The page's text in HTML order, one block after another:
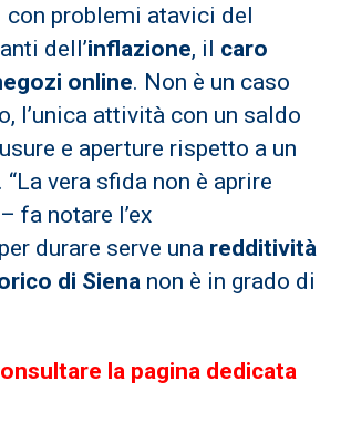
problemi atavici del
dell’inflazione, il caro
online. Non è un caso
l’unica attività con un saldo
e aperture rispetto a un
. “La vera sfida non è aprire
– fa notare l’ex
durare serve una redditività
di Siena non è in grado di
la pagina dedicata